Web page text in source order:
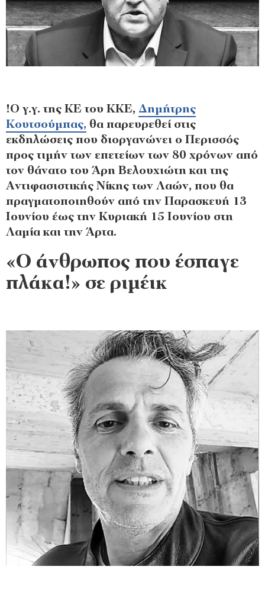
!Ο γ.γ. της ΚΕ του ΚΚΕ, Δημήτρης
Κουτσούμπας, θα παρευρεθεί στις
εκδηλώσεις που διοργανώνει ο Περισσός
προς τιμήν των επετείων των 80 χρόνων από
τον θάνατο του Άρη Βελουχιώτη και της
Αντιφασιστικής Νίκης των Λαών, που θα
πραγματοποιηθούν από την Παρασκευή 13
Ιουνίου έως την Κυριακή 15 Ιουνίου στη
Λαμία και την Άρτα.
«Ο άνθρωπος που έσπαγε
πλάκα!» σε ριμέικ